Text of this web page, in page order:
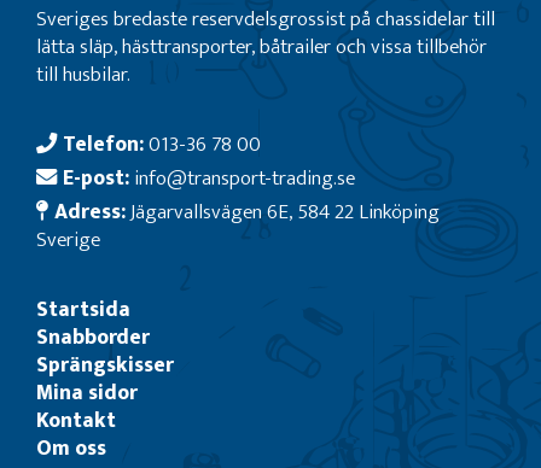
Sveriges bredaste reservdelsgrossist på chassidelar till
lätta släp, hästtransporter, båtrailer och vissa tillbehör
till husbilar.
Telefon:013-36 78 00
E-post:info@transport-trading.se
Adress:Jägarvallsvägen 6E, 584 22 Linköping
Sverige
Startsida
Snabborder
Sprängskisser
Mina sidor
Kontakt
Om oss